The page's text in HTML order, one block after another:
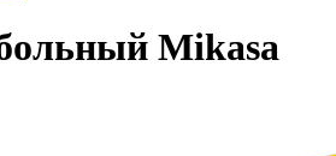
Mikasa